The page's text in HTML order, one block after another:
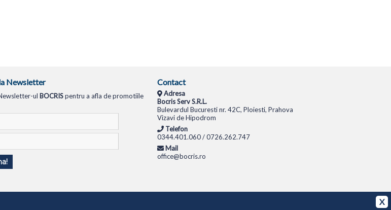
X
Newsletter
ul BOCRISpentru a afla de promotiile
Contact
Adresa
Bocris Serv S.R.L.
Bulevardul Bucuresti nr. 42C, Ploiesti, Prahova
Vizavi de Hipodrom
Telefon
0344.401.060 / 0726.262.747
Mail
office@bocris.ro
TELEVIZOARE ROUTERE SWITCH-URI APARATE FOTO CAMERE VIDEO CAMERE DE SUPRAVEGHERE